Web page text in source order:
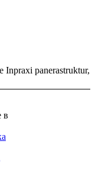
panerastruktur,
в